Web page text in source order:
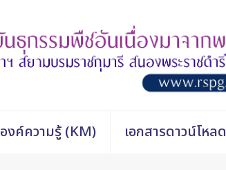
องค์ความรู้ (KM) เอกสารดาวน์โหลด